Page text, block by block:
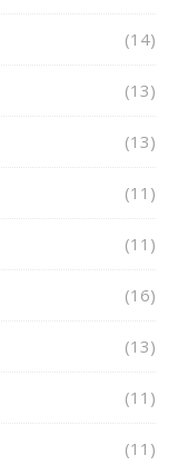
(14)
(13)
(13)
(11)
(11)
(16)
(13)
(11)
(11)